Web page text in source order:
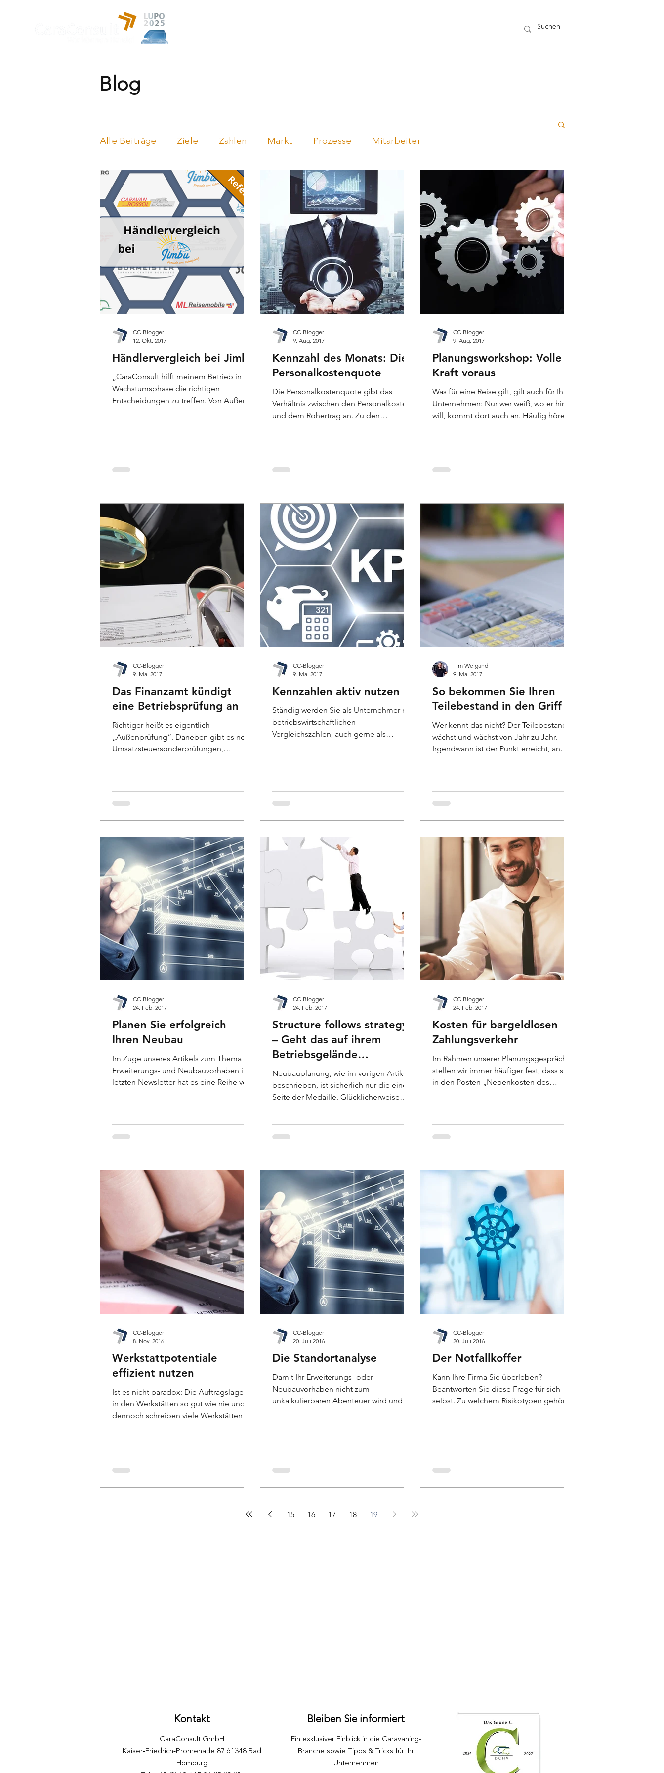
Blog
Händlervergleich bei Jimbu
„CaraConsult hilft meinem Betrieb in der
Wachstumsphase die richtigen
Entscheidungen zu treffen. Von Außen
CC-Blogger
12. Okt. 2017
Kennzahl des Monats: Die
Personalkostenquote
Die Personalkostenquote gibt das
Verhältnis zwischen den Personalkosten
und dem Rohertrag an. Zu den
CC-Blogger
9. Aug. 2017
Planungsworkshop: Volle
Kraft voraus
Was für eine Reise gilt, gilt auch für Ihr
Unternehmen: Nur wer weiß, wo er hin
will, kommt dort auch an. Häufig hören
CC-Blogger
9. Aug. 2017
Das Finanzamt kündigt
eine Betriebsprüfung an
Richtiger heißt es eigentlich
„Außenprüfung“. Daneben gibt es noch
Umsatzsteuersonderprüfungen,
CC-Blogger
9. Mai 2017
Kennzahlen aktiv nutzen
Ständig werden Sie als Unternehmer mit
betriebswirtschaftlichen
Vergleichszahlen, auch gerne als
CC-Blogger
9. Mai 2017
So bekommen Sie Ihren
Teilebestand in den Griff
Wer kennt das nicht? Der Teilebestand
wächst und wächst von Jahr zu Jahr.
Irgendwann ist der Punkt erreicht, an
Tim Weigand
9. Mai 2017
Planen Sie erfolgreich
Ihren Neubau
Im Zuge unseres Artikels zum Thema
Erweiterungs- und Neubauvorhaben im
letzten Newsletter hat es eine Reihe von
CC-Blogger
24. Feb. 2017
Structure follows strategy
– Geht das auf ihrem
Betriebsgelände
überhaupt?
Neubauplanung, wie im vorigen Artikel
beschrieben, ist sicherlich nur die eine
Seite der Medaille. Glücklicherweise
CC-Blogger
24. Feb. 2017
Kosten für bargeldlosen
Zahlungsverkehr
Im Rahmen unserer Planungsgespräche
stellen wir immer häufiger fest, dass sich
in den Posten „Nebenkosten des
CC-Blogger
24. Feb. 2017
Werkstattpotentiale
effizient nutzen
Ist es nicht paradox: Die Auftragslage ist
in den Werkstätten so gut wie nie und
dennoch schreiben viele Werkstätten
CC-Blogger
8. Nov. 2016
Die Standortanalyse
Damit Ihr Erweiterungs- oder
Neubauvorhaben nicht zum
unkalkulierbaren Abenteuer wird und Sie
CC-Blogger
20. Juli 2016
Der Notfallkoffer
Kann Ihre Firma Sie überleben?
Beantworten Sie diese Frage für sich
selbst. Zu welchem Risikotypen gehören
CC-Blogger
20. Juli 2016
15 16 17 18 19
Alle Beiträge Ziele Zahlen Markt Prozesse Mitarbeiter
Kontakt
CaraConsult GmbH
​Kaiser‑Friedrich‑Promenade 87 61348 Bad
Homburg
Bleiben Sie informiert
Ein exklusiver Einblick in die Caravaning-
Branche sowie Tipps & Tricks für Ihr
Unternehmen